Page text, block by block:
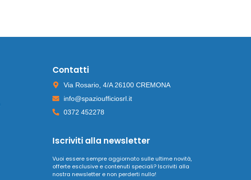
Contatti
Via Rosario, 4/A 26100 CREMONA
info@spazioufficiosrl.it
0372 452278
Iscriviti alla newsletter
Vuoi essere sempre aggiornato sulle ultime novità,
offerte esclusive e contenuti speciali? Iscriviti alla
nostra newsletter e non perderti nulla!